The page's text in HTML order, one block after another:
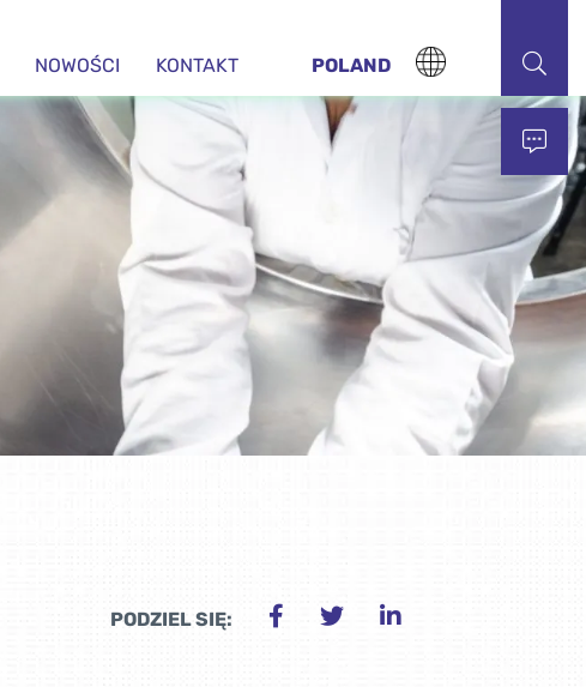
NOWOŚCI KONTAKT POLAND
PODZIEL SIĘ: